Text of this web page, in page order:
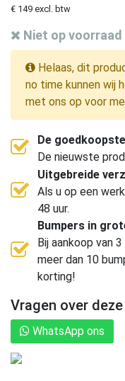
€ 149 excl. btw
Niet op voorraad
Helaas, dit
no time kunnen wij
met ons op voor
De
De nieuwste
Uitgebreide
Als u op een
48 uur.
Bumpers in
Bij aankoop van
meer dan 10
korting!
Vragen over
WhatsApp ons